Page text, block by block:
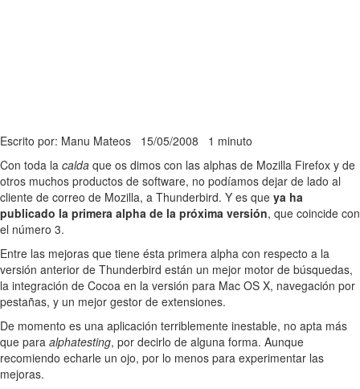
Escrito por: Manu Mateos 15/05/2008 1 minuto
Con toda la calda que os dimos con las alphas de Mozilla Firefox y de
otros muchos productos de software, no podíamos dejar de lado al
cliente de correo de Mozilla, a Thunderbird. Y es que ya ha
publicado la primera alpha de la próxima versión, que coincide con
el número 3.
Entre las mejoras que tiene ésta primera alpha con respecto a la
versión anterior de Thunderbird están un mejor motor de búsquedas,
la integración de Cocoa en la versión para Mac OS X, navegación por
pestañas, y un mejor gestor de extensiones.
De momento es una aplicación terriblemente inestable, no apta más
que para alphatesting, por decirlo de alguna forma. Aunque
recomiendo echarle un ojo, por lo menos para experimentar las
mejoras.